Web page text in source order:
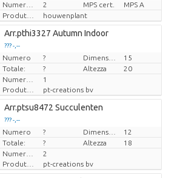
Loading...
??? -,--
Prezzo x uno
Loading...
??? -,--
Prezzo x uno
Numero di piante/vaso
2 MPS cert.
MPS A
Produttore
houwenplant
Arr.pthi3327 Autumn Indoor
??? -,--
Prezzo x uno
Numero ?
15
Totale:
? Altezza
20
Numero di piante/vaso
1
Produttore
pt-creations bv
Arr.ptsu8472 Succulenten
??? -,--
Prezzo x uno
Numero ?
12
Totale:
? Altezza
18
Numero di piante/vaso
2
Produttore
pt-creations bv